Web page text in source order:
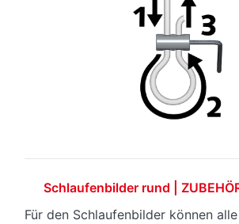
Schlaufenbilder rund |
Für den Schlaufenbilder können